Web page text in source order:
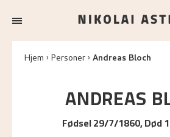
Hjem Personer Andreas Bloch
ANDREAS
Fødsel 29/7/1860, Død